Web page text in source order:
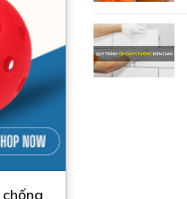
có
trên
trang
sản